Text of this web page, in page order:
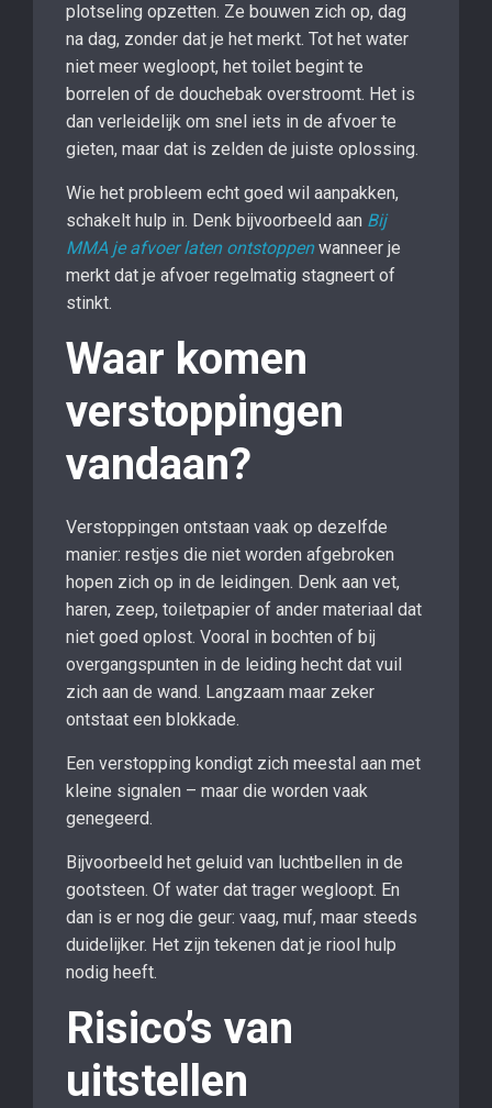
plotseling opzetten. Ze bouwen zich op, dag
na dag, zonder dat je het merkt. Tot het water
niet meer wegloopt, het toilet begint te
borrelen of de douchebak overstroomt. Het is
dan verleidelijk om snel iets in de afvoer te
gieten, maar dat is zelden de juiste oplossing.
Wie het probleem echt goed wil aanpakken,
schakelt hulp in. Denk bijvoorbeeld aan Bij
MMA je afvoer laten ontstoppenwanneer je
merkt dat je afvoer regelmatig stagneert of
stinkt.
Waar komen
verstoppingen
vandaan?
Verstoppingen ontstaan vaak op dezelfde
manier: restjes die niet worden afgebroken
hopen zich op in de leidingen. Denk aan vet,
haren, zeep, toiletpapier of ander materiaal dat
niet goed oplost. Vooral in bochten of bij
overgangspunten in de leiding hecht dat vuil
zich aan de wand. Langzaam maar zeker
ontstaat een blokkade.
Een verstopping kondigt zich meestal aan met
kleine signalen – maar die worden vaak
genegeerd.
Bijvoorbeeld het geluid van luchtbellen in de
gootsteen. Of water dat trager wegloopt. En
dan is er nog die geur: vaag, muf, maar steeds
duidelijker. Het zijn tekenen dat je riool hulp
nodig heeft.
Risico’s van
uitstellen